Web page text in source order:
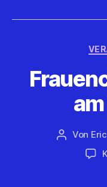
Von